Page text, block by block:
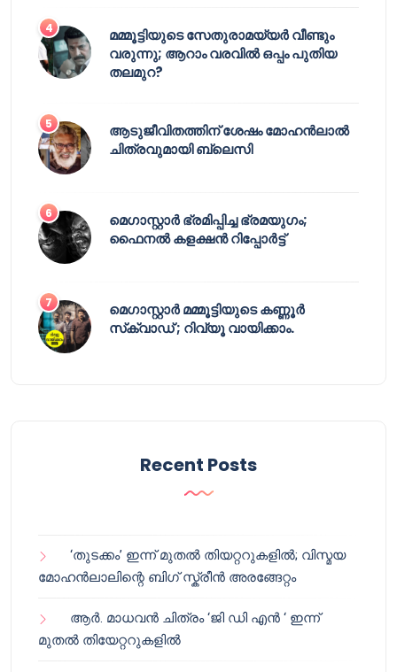
മമ്മൂട്ടിയുടെ സേതുരാമയ്യർ വീണ്ടും
വരുന്നു; ആറാം വരവിൽ ഒപ്പം പുതിയ
തലമുറ?
ആടുജീവിതത്തിന് ശേഷം മോഹൻലാൽ
ചിത്രവുമായി ബ്ലെസി
മെഗാസ്റ്റാർ ഭ്രമിപ്പിച്ച ഭ്രമയുഗം;
ഫൈനൽ കളക്ഷൻ റിപ്പോർട്ട്
മെഗാസ്റ്റാർ മമ്മൂട്ടിയുടെ കണ്ണൂർ
സ്‌ക്വാഡ് ; റിവ്യൂ വായിക്കാം.
Recent Posts
‘തുടക്കം’ ഇന്ന് മുതൽ തിയറ്ററുകളിൽ; വിസ്മയ
മോഹൻലാലിന്റെ ബിഗ് സ്ക്രീൻ അരങ്ങേറ്റം
ആർ. മാധവൻ ചിത്രം ‘ജി ഡി എൻ ‘ ഇന്ന്
മുതൽ തിയേറ്ററുകളിൽ